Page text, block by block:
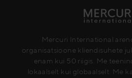
Mercuri International
organisatsioone kliendisuhete
enam kui 50 riigis. Me
lokaalselt kui globaalselt. Me